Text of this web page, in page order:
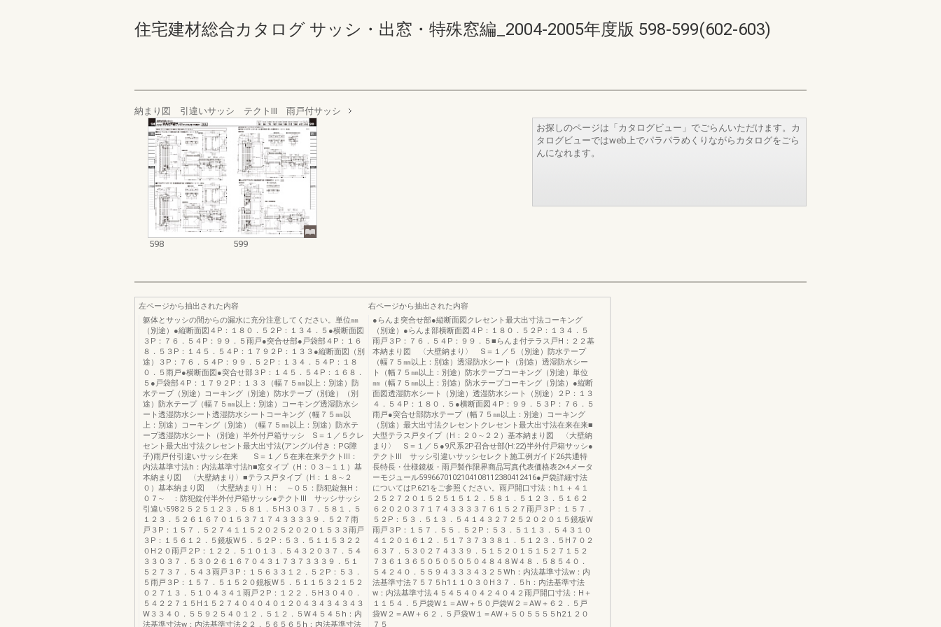
住宅建材総合カタログ サッシ・出窓・特殊窓編_2004-2005年度版 598-599(602-603)
納まり図 引違いサッシ テクトⅢ 雨戸付サッシ
598 599
お探しのページは「カタログビュー」でごらんいただけます。カ
タログビューではweb上でパラパラめくりながらカタログをごら
んになれます。
左ページから抽出された内容
躯体とサッシの間からの漏水に充分注意してください。単位㎜
（別途）●縦断面図４P：１８０．５２P：１３４．５●横断面図
３P：７６．５４P：９９．５雨戸●突合せ部●戸袋部４P：１６
８．５３P：１４５．５４P：１７９２P：１３３●縦断面図（別
途）３P：７６．５４P：９９．５２P：１３４．５４P：１８
０．５雨戸●横断面図●突合せ部３P：１４５．５４P：１６８．
５●戸袋部４P：１７９２P：１３３（幅７５㎜以上：別途）防
水テープ（別途）コーキング（別途）防水テープ（別途）（別
途）防水テープ（幅７５㎜以上：別途）コーキング透湿防水シ
ート透湿防水シート透湿防水シートコーキング（幅７５㎜以
上：別途）コーキング（別途）（幅７５㎜以上：別途）防水テ
ープ透湿防水シート（別途）半外付戸箱サッシ S＝１／５クレ
セント最大出寸法クレセント最大出寸法(アングル付き：PG障
子)雨戸付引違いサッシ在来 S＝１／５在来在来テクトⅢ：
内法基準寸法h：内法基準寸法h■窓タイプ（H：０３∼１１）基
本納まり図 〈大壁納まり〉■テラス戸タイプ（H：１８∼２
０）基本納まり図 〈大壁納まり〉H： ∼０５：防犯錠無H：
０７∼ ：防犯錠付半外付戸箱サッシ●テクトⅢ サッシサッシ
引違い598２５２５１２３．５８１．５H３０３７．５８１．５
１２３．５２６１６７０１５３７１７４３３３３９．５２７雨
戸３P：１５７．５２７４１１５２０２５２０２０１５３３雨戸
３P：１５６１２．５鏡板W５．５２P：５３．５１１５３２２
０H２０雨戸２P：１２２．５１０１３．５４３２０３７．５４
３３０３７．５３０２６１６７０４３１７３７３３３９．５１
５２７３７．５４３雨戸３P：１５６３３１２．５２P：５３．
５雨戸３P：１５７．５１５２０鏡板W５．５１１５３２１５２
０２７１３．５１０４３４１雨戸２P：１２２．５H３０４０．
５４２２７１５H１５２７４０４０４０１２０４３４３４３４３
W３３４０．５５９２５４０１２．５１２．５W４５４５h：内
法基準寸法w：内法基準寸法２２．５６５６５h：内法基準寸法
右ページから抽出された内容
●らんま突合せ部●縦断面図クレセント最大出寸法コーキング
（別途）●らんま部横断面図４P：１８０．５２P：１３４．５
雨戸３P：７６．５４P：９９．５■らんま付テラス戸H：２２基
本納まり図 〈大壁納まり〉 S＝１／５（別途）防水テープ
（幅７５㎜以上：別途）透湿防水シート（別途）透湿防水シー
ト（幅７５㎜以上：別途）防水テープコーキング（別途）単位
㎜（幅７５㎜以上：別途）防水テープコーキング（別途）●縦断
面図透湿防水シート（別途）透湿防水シート（別途）２P：１３
４．５４P：１８０．５●横断面図４P：９９．５３P：７６．５
雨戸●突合せ部防水テープ（幅７５㎜以上：別途）コーキング
（別途）最大出寸法クレセントクレセント最大出寸法在来在来■
大型テラス戸タイプ（H：２０∼２２）基本納まり図 〈大壁納
まり〉 S＝１／５●9尺系2P召合せ部(H:22)半外付戸箱サッシ●
テクトⅢ サッシ引違いサッシセレクト施工例ガイド26共通特
長特長・仕様鏡板・雨戸製作限界商品写真代表価格表2×4メータ
ーモジュール5996670102104108112380412416●戸袋詳細寸法
についてはP.621をご参照ください。雨戸開口寸法：h１＋４１
２５２７２０１５２５１５１２．５８１．５１２３．５１６２
６２０２０３７１７４３３３３７６１５２７雨戸３P：１５７．
５２P：５３．５１３．５４１４３２７２５２０２０１５鏡板W
雨戸３P：１５７．５５．５２P：５３．５１１３．５４３１０
４１２０１６１２．５１７３７３３８１．５１２３．５H７０２
６３７．５３０２７４３３９．５１５２０１５１５２７１５２
７３６１３６５０５０５０５０４８４８W４８．５８５４０．
５４２４０．５５９４３３３４３２５Wh：内法基準寸法w：内
法基準寸法７５７５h1１１０３０H３７．５h：内法基準寸法
w：内法基準寸法４５４５４０４２４０４２雨戸開口寸法：H＋
１１５４．５戸袋W１＝AW＋５０戸袋W２＝AW＋６２．５戸
袋W２＝AW＋６２．５戸袋W１＝AW＋５０５５５５h2１２０
７５